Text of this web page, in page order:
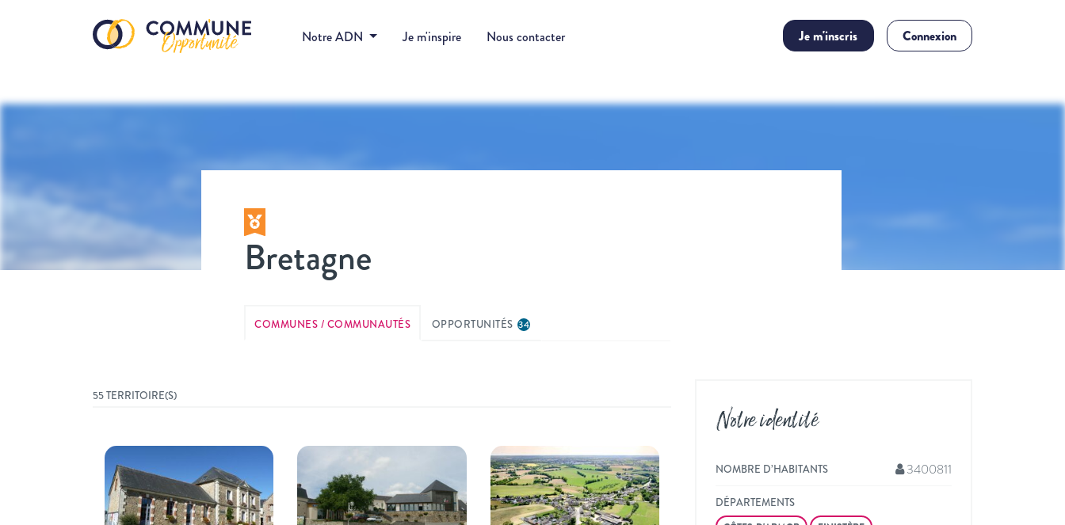
Notre ADN Je m'inspire Nous contacter Je m'inscris Connexion
Bretagne
COMMUNES / COMMUNAUTÉS OPPORTUNITÉS 34
55 TERRITOIRE(S)
Notre identité
NOMBRE D’HABITANTS 3400811
DÉPARTEMENTS